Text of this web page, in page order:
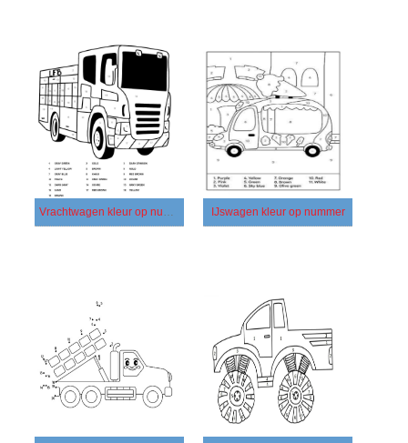
Vrachtwagen kleur op nummer - afbeelding 4 IJswagen kleur op nummer